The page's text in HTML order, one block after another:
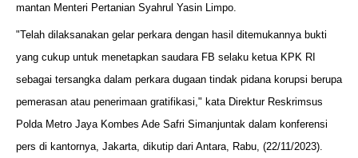
mantan Menteri Pertanian Syahrul Yasin Limpo.
"Telah dilaksanakan gelar perkara dengan hasil ditemukannya bukti
yang cukup untuk menetapkan saudara FB selaku ketua KPK RI
sebagai tersangka dalam perkara dugaan tindak pidana korupsi berupa
pemerasan atau penerimaan gratifikasi," kata Direktur Reskrimsus
Polda Metro Jaya Kombes Ade Safri Simanjuntak dalam konferensi
pers di kantornya, Jakarta, dikutip dari Antara, Rabu, (22/11/2023).